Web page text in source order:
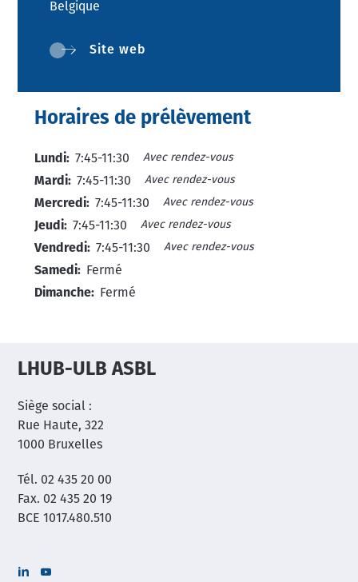
Belgique
Site web
Horaires de prélèvement
Lundi: 7:45-11:30 Avec rendez-vous
Mardi: 7:45-11:30 Avec rendez-vous
Mercredi: 7:45-11:30 Avec rendez-vous
Jeudi: 7:45-11:30 Avec rendez-vous
Vendredi: 7:45-11:30 Avec rendez-vous
Samedi:
Fermé
Dimanche:
Fermé
LHUB-ULB ASBL
Siège social :
Rue Haute, 322
1000 Bruxelles
Tél. 02 435 20 00
Fax. 02 435 20 19
BCE 1017.480.510